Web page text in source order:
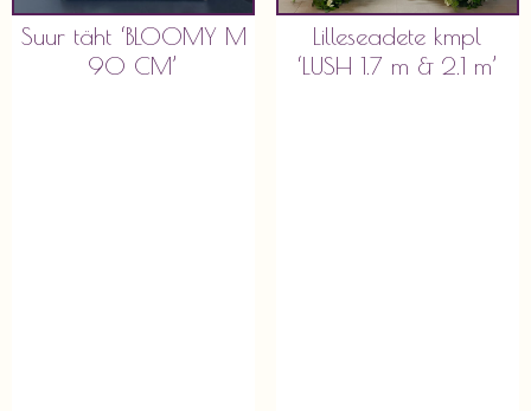
Suur täht ‘BLOOMY M
90 CM’
Lilleseadete kmpl
‘LUSH 1.7 m & 2.1 m’